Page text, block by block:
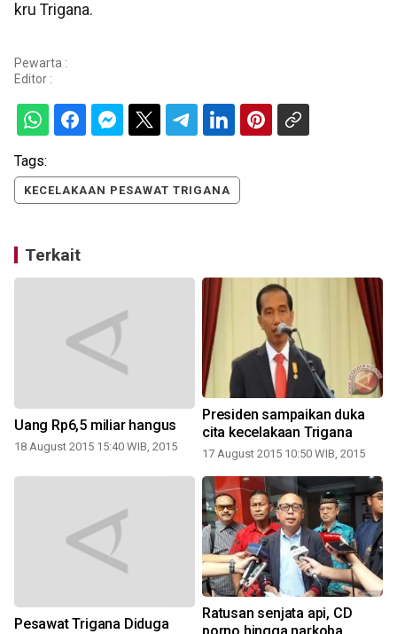
kru Trigana.
Pewarta :
Editor :
Tags:
KECELAKAAN PESAWAT TRIGANA
Terkait
Uang Rp6,5 miliar hangus
18 August 2015 15:40 WIB, 2015
Presiden sampaikan duka
cita kecelakaan Trigana
17 August 2015 10:50 WIB, 2015
Pesawat Trigana Diduga
Ratusan senjata api, CD